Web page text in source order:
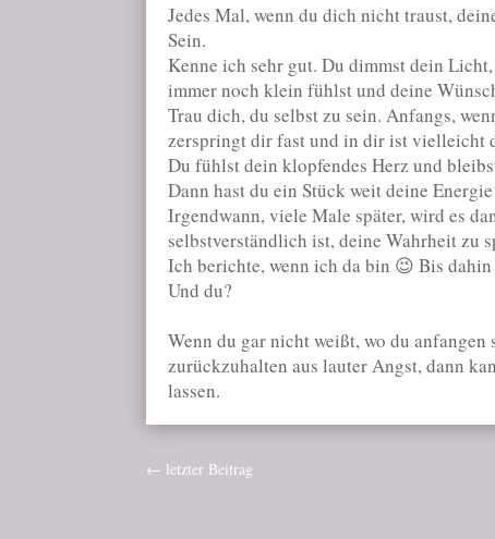
Jedes Mal, wenn du dich nicht traust,
Sein.
Kenne ich sehr gut. Du dimmst dein
immer noch klein fühlst und deine
Trau dich, du selbst zu sein. Anfangs,
zerspringt dir fast und in dir ist vielleicht
Du fühlst dein klopfendes Herz und
Dann hast du ein Stück weit deine
Irgendwann, viele Male später, wird es
selbstverständlich ist, deine Wahrheit zu
Ich berichte, wenn ich da bin 😉 Bis
Und du?
Wenn du gar nicht weißt, wo du
zurückzuhalten aus lauter Angst, dann
lassen.
← letzter Beitrag